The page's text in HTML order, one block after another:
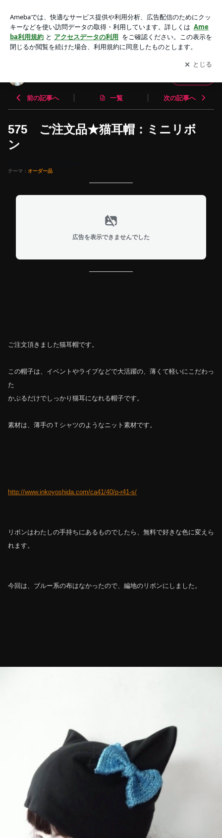
アプリをダウンロードして ブログの更新通知
を受け取りまし
ょう。
開く
前の記事へ 一覧 次の記事へ
575 ご注文品★猫耳帽：ミニリボ
ン
テーマ： オーダー品
広告を表示できませんでした
ご注文頂きました猫耳帽です。
この帽子は、イベントやライブなどで大活躍の、薄くて軽いにこだわっ
た
かぶるだけでしっかり猫耳になれる帽子です。
素材は、薄手のＴシャツのようなニット素材です。
http://www.inkoyoshida.com/ca41/40/p-r41-s/
リボンはわたしの手持ちにあるものでしたら、無料で好きな色に変えら
れます。
今回は、ブルー系の布はなかったので、編地のリボンにしました。